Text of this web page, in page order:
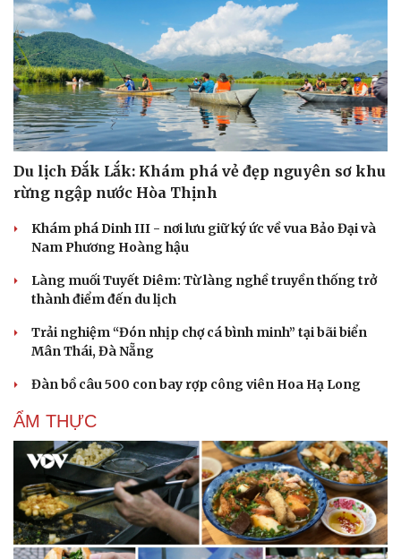
Cải chính
Du lịch Đắk Lắk: Khám phá vẻ đẹp nguyên sơ khu
rừng ngập nước Hòa Thịnh
Khám phá Dinh III - nơi lưu giữ ký ức về vua Bảo Đại và
Nam Phương Hoàng hậu
Làng muối Tuyết Diêm: Từ làng nghề truyền thống trở
thành điểm đến du lịch
Trải nghiệm “Đón nhịp chợ cá bình minh” tại bãi biển
Mân Thái, Đà Nẵng
Đàn bồ câu 500 con bay rợp công viên Hoa Hạ Long
ẨM THỰC